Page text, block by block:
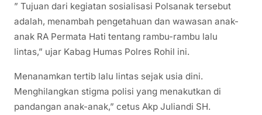
” Tujuan dari kegiatan sosialisasi Polsanak tersebut
adalah, menambah pengetahuan dan wawasan anak-
anak RA Permata Hati tentang rambu-rambu lalu
lintas,” ujar Kabag Humas Polres Rohil ini.
Menanamkan tertib lalu lintas sejak usia dini.
Menghilangkan stigma polisi yang menakutkan di
pandangan anak-anak,” cetus Akp Juliandi SH.